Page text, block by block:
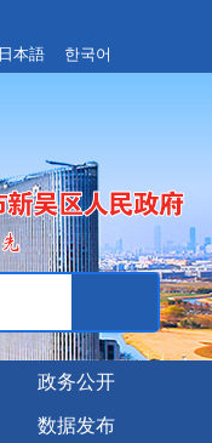
日本語 한국어
政务公开
数据发布